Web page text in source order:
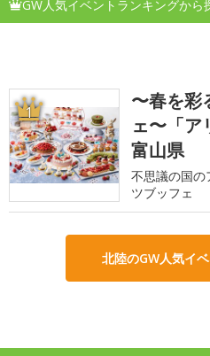
GW人気イベントランキングから
1
〜春を彩
ェ〜「ア
富山県
不思議の国の
ツブッフェ
北陸のGW人気イ